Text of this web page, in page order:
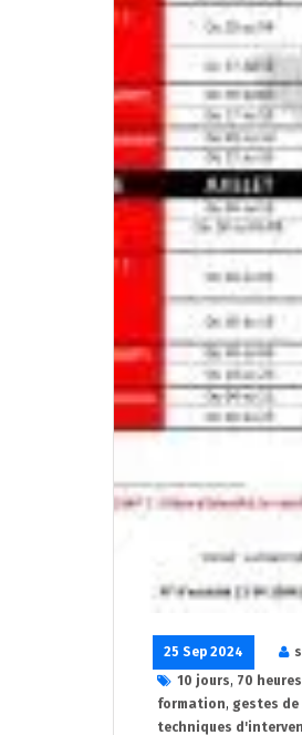
25 Sep 2024
10 jours, 70 heures
formation, gestes de
techniques